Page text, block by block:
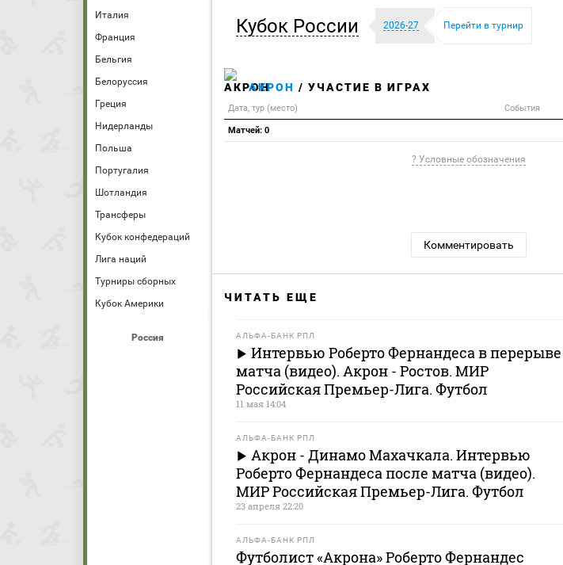
Италия
Франция
Бельгия
Белоруссия
Греция
Нидерланды
Польша
Португалия
Шотландия
Трансферы
Кубок конфедераций
Лига наций
Турниры сборных
Кубок Америки
Россия
Кубок России 2026-27 Перейти в турнир
АКРОН / УЧАСТИЕ В ИГРАХ
Дата, тур (место) События
Матчей: 0
? Условные обозначения
Комментировать
ЧИТАТЬ ЕЩЕ
АЛЬФА-БАНК РПЛ
Интервью Роберто Фернандеса в перерыве
матча (видео). Акрон - Ростов. МИР
Российская Премьер-Лига. Футбол
11 мая 14:04
АЛЬФА-БАНК РПЛ
Акрон - Динамо Махачкала. Интервью
Роберто Фернандеса после матча (видео).
МИР Российская Премьер-Лига. Футбол
23 апреля 22:20
АЛЬФА-БАНК РПЛ
Футболист «Акрона» Роберто Фернандес